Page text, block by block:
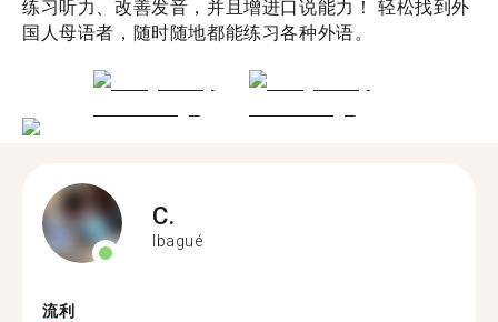
练习听力、改善发音，并且增进口说能力！ 轻松找到外
国人母语者，随时随地都能练习各种外语。
C.
Ibagué
流利